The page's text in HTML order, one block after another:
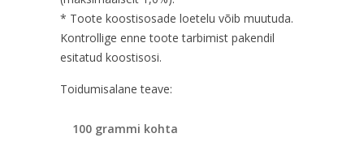
* Toote koostisosade loetelu võib muutuda.
Kontrollige enne toote tarbimist pakendil
esitatud koostisosi.
Toidumisalane teave:
100 grammi kohta